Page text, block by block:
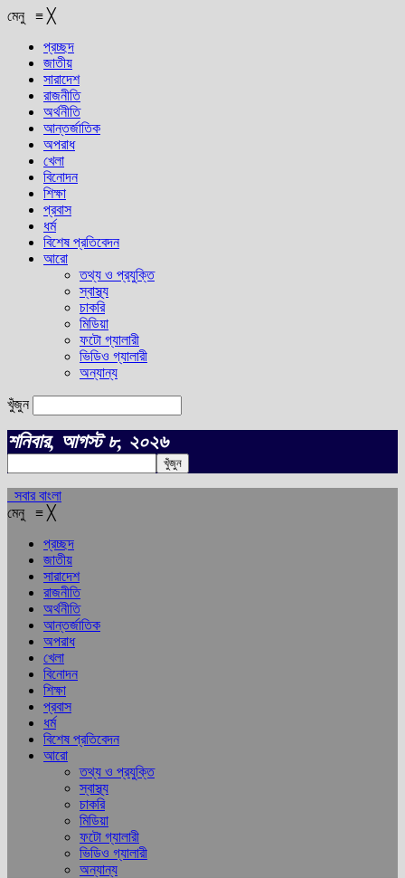
মেনু ≡ ╳
প্রচ্ছদ
জাতীয়
সারাদেশ
রাজনীতি
অর্থনীতি
আন্তর্জাতিক
অপরাধ
খেলা
বিনোদন
শিক্ষা
প্রবাস
ধর্ম
বিশেষ প্রতিবেদন
আরো
তথ্য ও প্রযুক্তি
স্বাস্থ্য
চাকরি
মিডিয়া
ফটো গ্যালারী
ভিডিও গ্যালারী
অন্যান্য
খুঁজুন
শনিবার, আগস্ট ৮, ২০২৬
সবার বাংলা
মেনু ≡ ╳
প্রচ্ছদ
জাতীয়
সারাদেশ
রাজনীতি
অর্থনীতি
আন্তর্জাতিক
অপরাধ
খেলা
বিনোদন
শিক্ষা
প্রবাস
ধর্ম
বিশেষ প্রতিবেদন
আরো
তথ্য ও প্রযুক্তি
স্বাস্থ্য
চাকরি
মিডিয়া
ফটো গ্যালারী
ভিডিও গ্যালারী
অন্যান্য